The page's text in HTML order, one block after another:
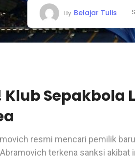
By Belajar Tulis
Klub Sepakbola
resmi mencari pemilik
terkena sanksi akibat